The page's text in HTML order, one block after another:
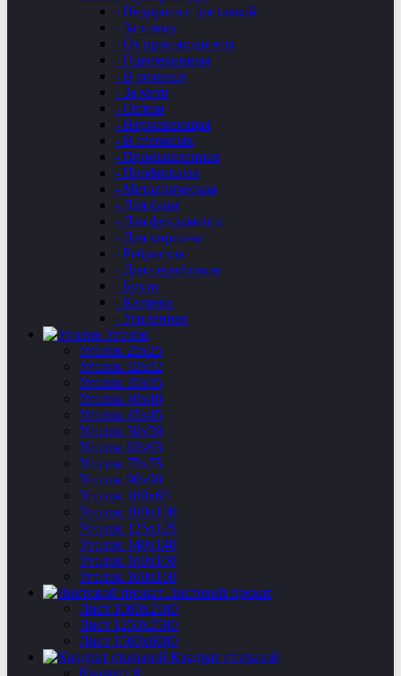
- Недорого с доставкой
- За тонну
- От производителя
- Горячекатаная
- В розницу
- За метр
- Оптом
- Нержавеющая
- В стержнях
- Промышленная
- Профильная
- Металлическая
- Для бани
- Для фундамента
- Для кирпича
- Ребристая
- Для пероблоков
- Бухта
- Катанка
- Усиленная
Уголок
Уголок 25х25
Уголок 32х32
Уголок 35х35
Уголок 40х40
Уголок 45х45
Уголок 50х50
Уголок 63х63
Уголок 75х75
Уголок 90х90
Уголок 100х63
Уголок 100х100
Уголок 125х125
Уголок 140х140
Уголок 160х100
Уголок 160х160
Листовой прокат
Лист 1000х2100
Лист 1250х2500
Лист 1500х6000
Квадрат стальной
Квадрат 8